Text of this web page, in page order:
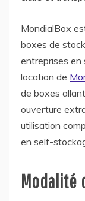
MondialBox
boxes de
entreprises
location de
de boxes
ouverture
utilisation
en self-
Modalité